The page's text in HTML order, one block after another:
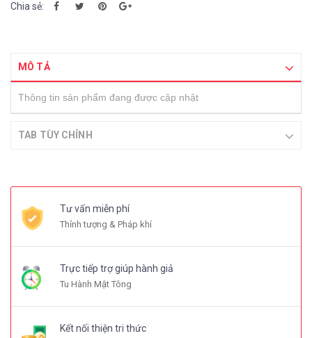
Chia sẻ:
MÔ TẢ
Thông tin sản phẩm đang được cập nhật
TAB TÙY CHỈNH
Tư vấn miễn phí
Thỉnh tượng & Pháp khí
Trực tiếp trợ giúp hành giả
Tu Hành Mật Tông
Kết nối thiện tri thức